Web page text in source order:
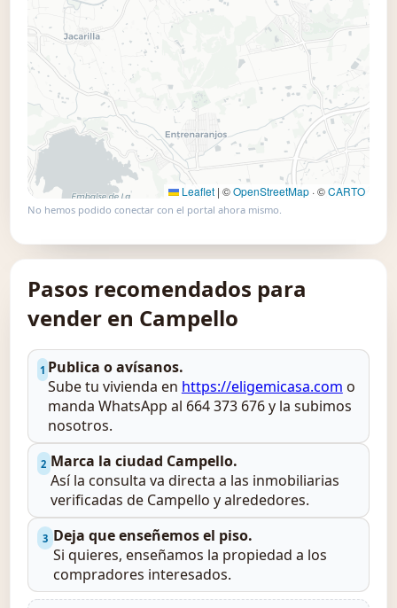
Leaflet | ©OpenStreetMap· ©CARTO
No hemos podido conectar con el portal ahora mismo.
Pasos recomendados para
vender en Campello
1 Publica o avísanos.
Sube tu vivienda en https://eligemicasa.com o
manda WhatsApp al 664 373 676 y la subimos
nosotros.
2 Marca la ciudad Campello.
Así la consulta va directa a las inmobiliarias
verificadas de Campello y alrededores.
3 Deja que enseñemos el piso.
Si quieres, enseñamos la propiedad a los
compradores interesados.